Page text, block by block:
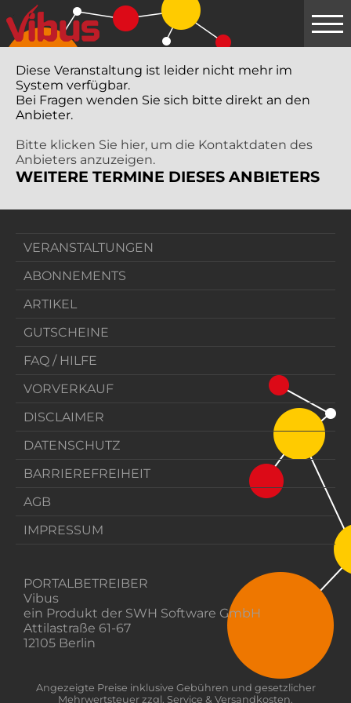
Springe
zum
Hauptinhalt
Diese Veranstaltung ist leider nicht mehr im
System verfügbar.
Bei Fragen wenden Sie sich bitte direkt an den
Anbieter.
Bitte klicken Sie hier, um die Kontaktdaten des
Anbieters anzuzeigen.
WEITERE TERMINE DIESES ANBIETERS
VERANSTALTUNGEN
ABONNEMENTS
ARTIKEL
GUTSCHEINE
FAQ / HILFE
VORVERKAUF
DISCLAIMER
DATENSCHUTZ
BARRIEREFREIHEIT
AGB
IMPRESSUM
PORTALBETREIBER
Vibus
ein Produkt der SWH Software GmbH
Attilastraße 61-67
12105 Berlin
Angezeigte Preise inklusive Gebühren und gesetzlicher
Mehrwertsteuer zzgl. Service & Versandkosten.